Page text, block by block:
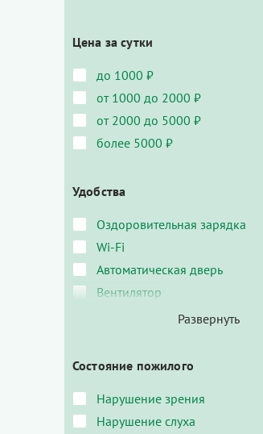
Цена за сутки
до 1000 ₽
от 1000 до 2000 ₽
от 2000 до 5000 ₽
более 5000 ₽
Удобства
Оздоровительная зарядка
Wi-Fi
Автоматическая дверь
Вентилятор
Состояние пожилого
Нарушение зрения
Нарушение слуха